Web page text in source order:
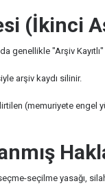
(İkinci
genellikle "Arşiv
arşiv kaydı silinir.
(memuriyete engel
seçilme yasağı,